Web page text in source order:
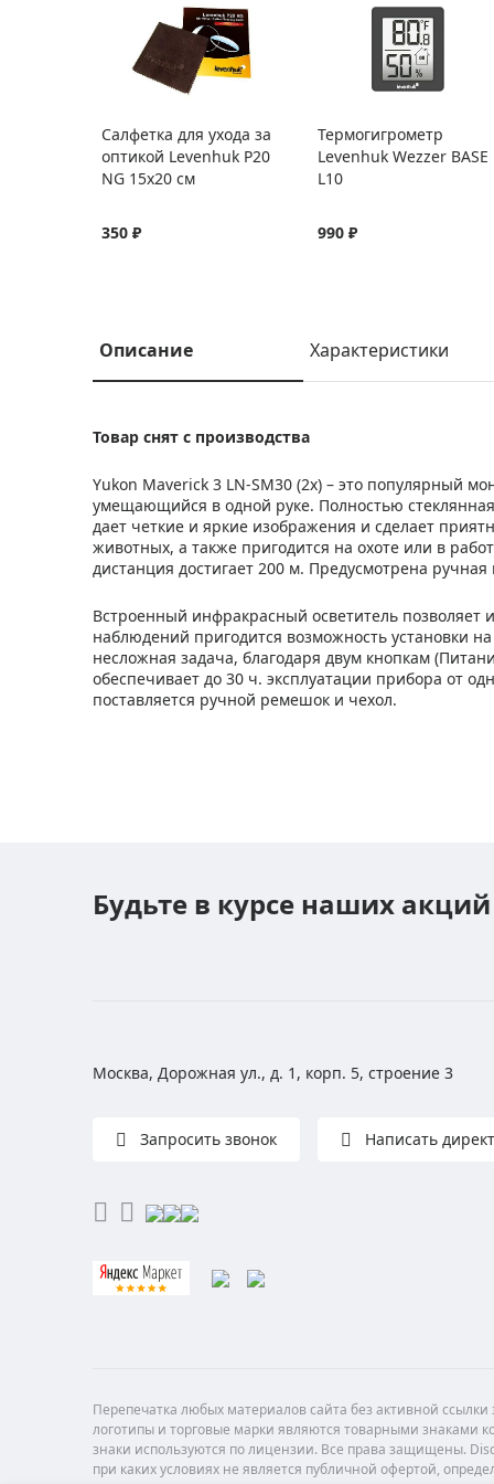
Салфетка для ухода за
оптикой Levenhuk P20
NG 15x20 см
350 ₽
Термогигрометр
Levenhuk Wezzer BASE
L10
990 ₽
Описание Характеристики
Товар снят с производства
Yukon Maverick 3 LN-SM30 (2x) – это популярный
умещающийся в одной руке. Полностью
дает четкие и яркие изображения и сделает
животных, а также пригодится на охоте или в
дистанция достигает 200 м. Предусмотрена
Встроенный инфракрасный осветитель позволяет
наблюдений пригодится возможность установки
несложная задача, благодаря двум кнопкам
обеспечивает до 30 ч. эксплуатации прибора от
поставляется ручной ремешок и чехол.
Будьте в курсе наших
Москва, Дорожная ул., д. 1, корп. 5, строение 3
Запросить звонок Написать
Перепечатка любых материалов сайта без активной
логотипы и торговые марки являются товарными знаками
знаки используются по лицензии. Все права защищены.
при каких условиях не является публичной офертой,